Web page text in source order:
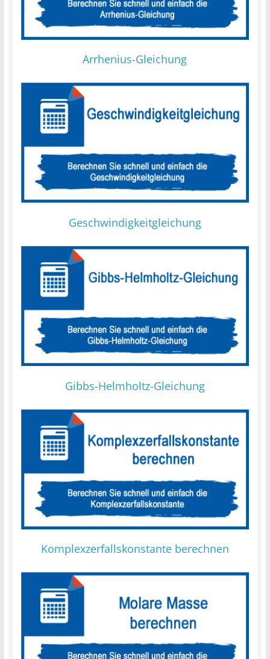
Arrhenius-Gleichung
Geschwindigkeitgleichung
Gibbs-Helmholtz-Gleichung
Komplexzerfallskonstante berechnen